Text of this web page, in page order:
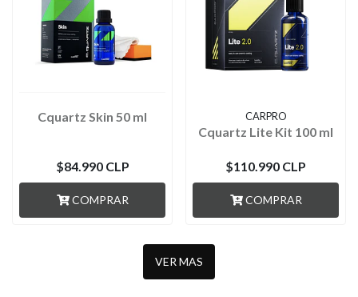
Cquartz Skin 50 ml
$84.990 CLP
COMPRAR
CARPRO
Cquartz Lite Kit 100 ml
$110.990 CLP
COMPRAR
VER MAS